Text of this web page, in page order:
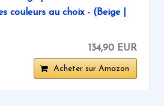
couleurs au choix - (Beige |
134,90 EUR
Acheter sur Amazon